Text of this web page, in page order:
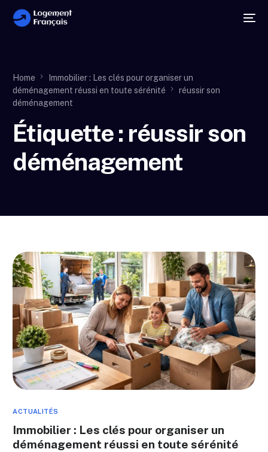
Home
Immobilier : Les clés pour organiser un
déménagement réussi en toute sérénité
réussir son
déménagement
Étiquette : réussir son
déménagement
ACTUALITÉS
Immobilier : Les clés pour organiser un
déménagement réussi en toute sérénité